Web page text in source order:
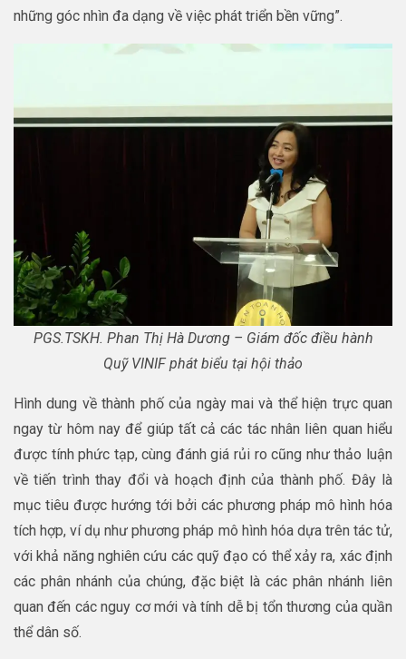
những góc nhìn đa dạng về việc phát triển bền vững”.
PGS.TSKH. Phan Thị Hà Dương – Giám đốc điều hành
Quỹ VINIF phát biểu tại hội thảo
Hình dung về thành phố của ngày mai và thể hiện trực quan
ngay từ hôm nay để giúp tất cả các tác nhân liên quan hiểu
được tính phức tạp, cùng đánh giá rủi ro cũng như thảo luận
về tiến trình thay đổi và hoạch định của thành phố. Đây là
mục tiêu được hướng tới bởi các phương pháp mô hình hóa
tích hợp, ví dụ như phương pháp mô hình hóa dựa trên tác tử,
với khả năng nghiên cứu các quỹ đạo có thể xảy ra, xác định
các phân nhánh của chúng, đặc biệt là các phân nhánh liên
quan đến các nguy cơ mới và tính dễ bị tổn thương của quần
thể dân số.